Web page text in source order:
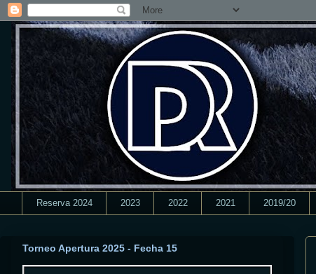
Reserva 2024 2023 2022 2021 2019/20
Torneo Apertura 2025 - Fecha 15